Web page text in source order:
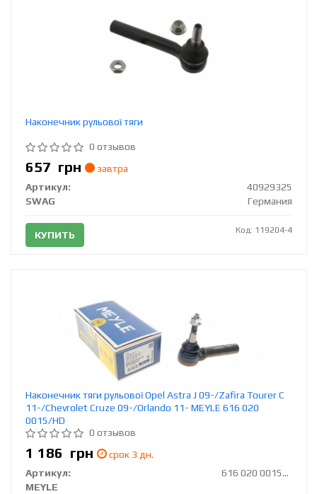
Наконечник рульової тяги
0 отзывов
657 грн
завтра
Артикул:
40929325
SWAG
Германия
КУПИТЬ Код: 119204-4
Наконечник тяги рульової Opel Astra J 09-/Zafira Tourer C
11-/Chevrolet Cruze 09-/Orlando 11- MEYLE 616 020
0015/HD
0 отзывов
1 186 грн
срок 3 дн.
Артикул:
616 020 0015/HD
MEYLE